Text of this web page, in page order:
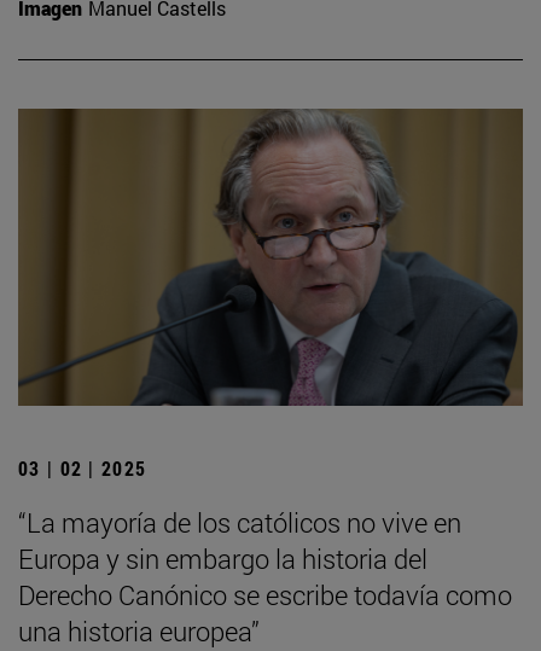
Imagen Manuel Castells
03 | 02 | 2025
“La mayoría de los católicos no vive en
Europa y sin embargo la historia del
Derecho Canónico se escribe todavía como
una historia europea”